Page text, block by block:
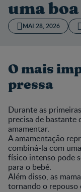
uma
MAI 28, 2026
O mais
pressa
Durante as
precisa de bastante
amamentar.
Aamamentação
combiná-la com
físico intenso pode
para o bebé.
Além disso, as
tornando o repouso